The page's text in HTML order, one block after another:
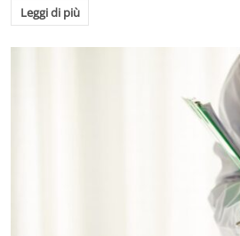
Leggi di più